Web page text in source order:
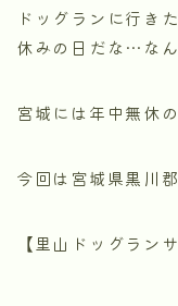
ドッグランに行き
休みの日だな…な
宮城には年中無休
今回は宮城県黒川
【里山ドッグラン